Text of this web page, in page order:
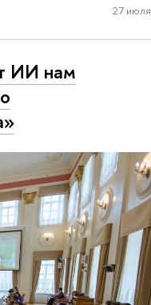
27 июля
ИИ нам